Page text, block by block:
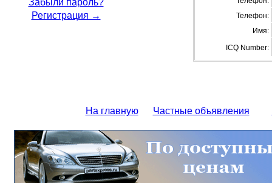
Регистрация →
Телефон:
Имя:
ICQ Number:
На главную Частные объявления